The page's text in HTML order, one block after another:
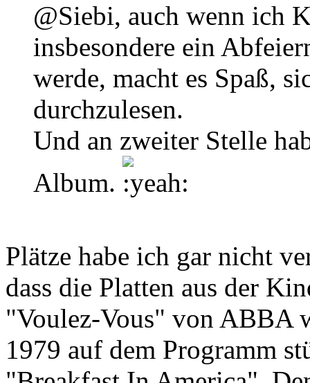
@Siebi, auch wenn ich
insbesondere ein
werde, macht es Spaß,
durchzulesen.
Und an zweiter Stelle
Album.
Plätze habe ich gar nicht
dass die Platten aus der
"Voulez-Vous" von ABBA
1979 auf dem Programm